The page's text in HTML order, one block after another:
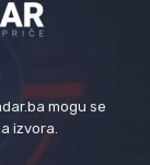
mogu se
izvora.